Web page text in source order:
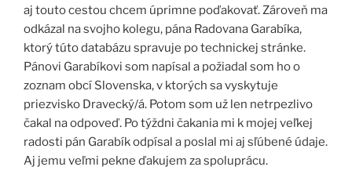
aj touto cestou chcem úprimne poďakovať. Zároveň ma
odkázal na svojho kolegu, pána Radovana Garabíka,
ktorý túto databázu spravuje po technickej stránke.
Pánovi Garabíkovi som napísal a požiadal som ho o
zoznam obcí Slovenska, v ktorých sa vyskytuje
priezvisko Dravecký/á. Potom som už len netrpezlivo
čakal na odpoveď. Po týždni čakania mi k mojej veľkej
radosti pán Garabík odpísal a poslal mi aj sľúbené údaje.
Aj jemu veľmi pekne ďakujem za spoluprácu.